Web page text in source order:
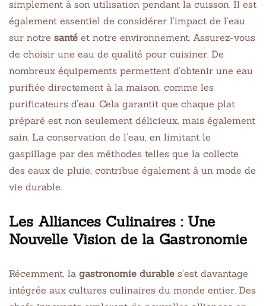
simplement à son utilisation pendant la cuisson. Il est
également essentiel de considérer l’impact de l’eau
sur notre santé et notre environnement. Assurez-vous
de choisir une eau de qualité pour cuisiner. De
nombreux équipements permettent d’obtenir une eau
purifiée directement à la maison, comme les
purificateurs d’eau. Cela garantit que chaque plat
préparé est non seulement délicieux, mais également
sain. La conservation de l’eau, en limitant le
gaspillage par des méthodes telles que la collecte
des eaux de pluie, contribue également à un mode de
vie durable.
Les Alliances Culinaires : Une
Nouvelle Vision de la Gastronomie
Récemment, la gastronomie durable s’est davantage
intégrée aux cultures culinaires du monde entier. Des